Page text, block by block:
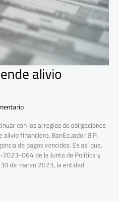
alivio
con los arreglos de obligaciones
financiero, BanEcuador B.P.
de pagos vencidos. Es así que,
2023-064 de la Junta de Política y
de marzo 2023, la entidad